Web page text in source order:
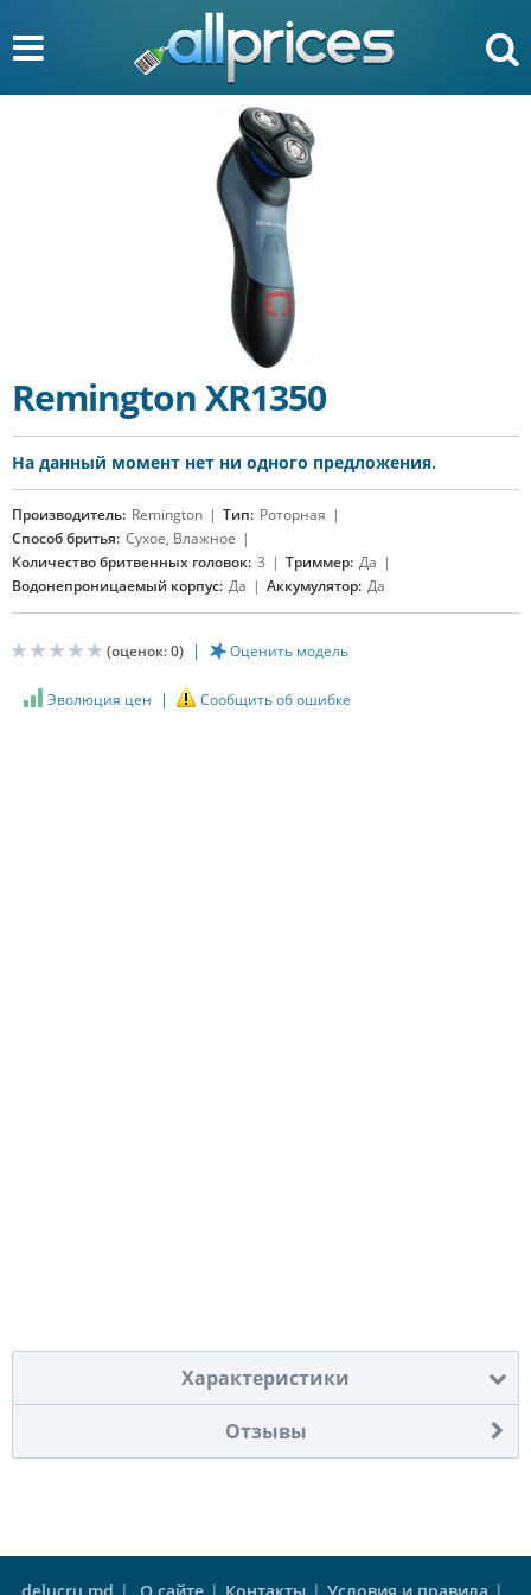
Remington XR1350
На данный момент нет ни одного предложения.
Производитель: Remington Тип: Роторная
Способ бритья: Сухое, Влажное
Количество бритвенных головок: 3 Триммер: Да
Водонепроницаемый корпус: Да Аккумулятор: Да
(оценок:0) Оценить модель
Эволюция цен Сообщить об ошибке
Характеристики
Отзывы